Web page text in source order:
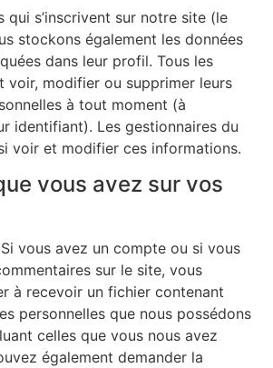
qui s’inscrivent sur notre site (le
stockons également les données
dans leur profil. Tous les
voir, modifier ou supprimer leurs
à tout moment (à
identifiant). Les gestionnaires du
voir et modifier ces informations.
vous avez sur vos
Si vous avez un compte ou si vous
sur le site, vous
à recevoir un fichier contenant
personnelles que nous possédons
celles que vous nous avez
également demander la